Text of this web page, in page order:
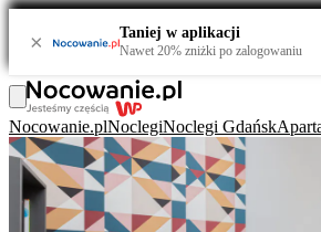
× Taniej w aplikacji
Nawet 20% zniżki po zalogowaniu
Nocowanie.plNoclegiNoclegi Gdańsk